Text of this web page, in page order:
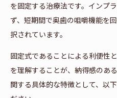
を固定する治療法です。インプ
ず、短期間で奥歯の咀嚼機能を
択されています。
固定式であることによる利便性
を理解することが、納得感のあ
関する具体的な特徴として、以